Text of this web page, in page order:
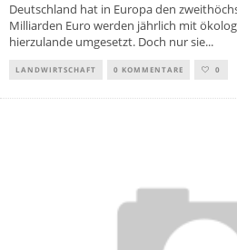
Deutschland hat in Europa den
Milliarden Euro werden jährlich mit
hierzulande umgesetzt. Doch nur sie...
LANDWIRTSCHAFT 0 KOMMENTARE 0